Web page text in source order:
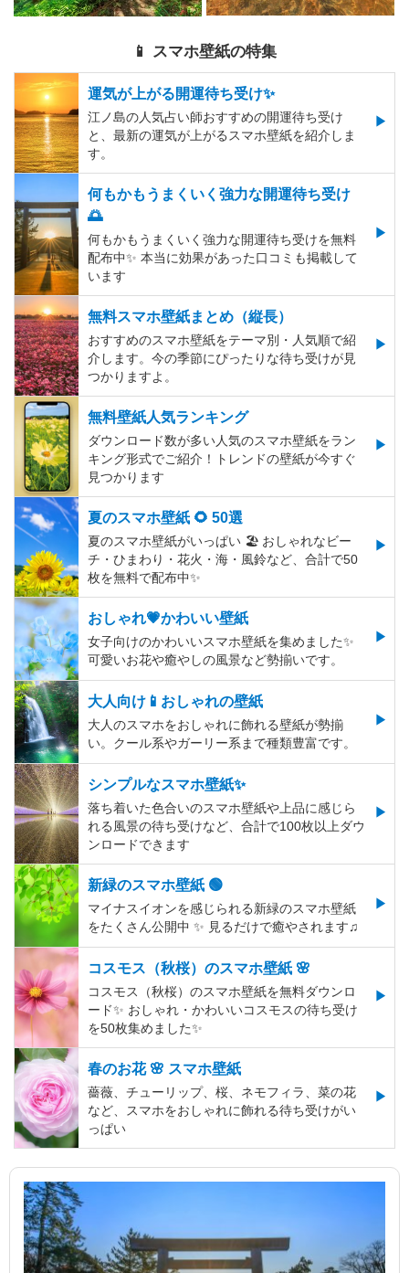
📱 スマホ壁紙の特集
運気が上がる開運待ち受け✨
江ノ島の人気占い師おすすめの開運待ち受け
と、最新の運気が上がるスマホ壁紙を紹介しま
す。
何もかもうまくいく強力な開運待ち受け
🌅
何もかもうまくいく強力な開運待ち受けを無料
配布中✨️ 本当に効果があった口コミも掲載して
います
無料スマホ壁紙まとめ（縦長）
おすすめのスマホ壁紙をテーマ別・人気順で紹
介します。今の季節にぴったりな待ち受けが見
つかりますよ。
無料壁紙人気ランキング
ダウンロード数が多い人気のスマホ壁紙をラン
キング形式でご紹介！トレンドの壁紙が今すぐ
見つかります
夏のスマホ壁紙 🌻 50選
夏のスマホ壁紙がいっぱい 🏖 おしゃれなビー
チ・ひまわり・花火・海・風鈴など、合計で50
枚を無料で配布中✨
おしゃれ💗かわいい壁紙
女子向けのかわいいスマホ壁紙を集めました✨
可愛いお花や癒やしの風景など勢揃いです。
大人向け📱おしゃれの壁紙
大人のスマホをおしゃれに飾れる壁紙が勢揃
い。クール系やガーリー系まで種類豊富です。
シンプルなスマホ壁紙✨
落ち着いた色合いのスマホ壁紙や上品に感じら
れる風景の待ち受けなど、合計で100枚以上ダウ
ンロードできます
新緑のスマホ壁紙 🟢
マイナスイオンを感じられる新緑のスマホ壁紙
をたくさん公開中 ✨ 見るだけで癒やされます♫
コスモス（秋桜）のスマホ壁紙 🌸
コスモス（秋桜）のスマホ壁紙を無料ダウンロ
ード✨️ おしゃれ・かわいいコスモスの待ち受け
を50枚集めました✨️
春のお花 🌸 スマホ壁紙
薔薇、チューリップ、桜、ネモフィラ、菜の花
など、スマホをおしゃれに飾れる待ち受けがい
っぱい